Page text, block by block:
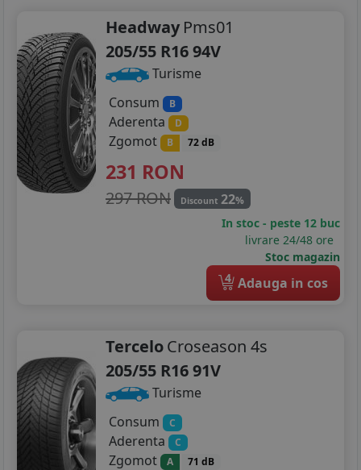
Headway Pms01
205/55 R16 94V
Turisme
Consum
B
Aderenta D
Zgomot B 72 dB
231 RON
297 RON Discount 22%
In stoc - peste 12 buc
livrare 24/48 ore
Stoc magazin
4 Adauga in cos
TerceloCroseason 4s
205/55 R16 91V
Turisme
Consum
C
Aderenta C
Zgomot A 71 dB